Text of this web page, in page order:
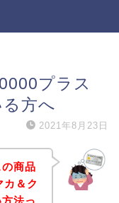
プラス
方へ
2021年8月23日
商品
カ＆ク
法っ